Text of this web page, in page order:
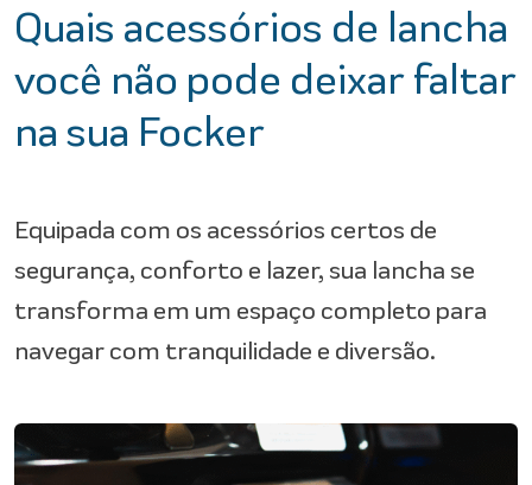
Quais acessórios de lancha
você não pode deixar faltar
na sua Focker
Equipada com os acessórios certos de
segurança, conforto e lazer, sua lancha se
transforma em um espaço completo para
navegar com tranquilidade e diversão.